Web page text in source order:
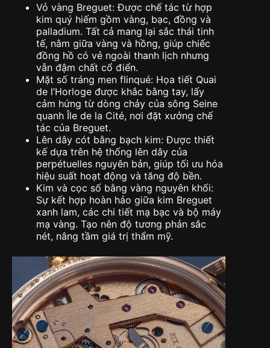
Vỏ vàng Breguet: Được chế tác từ hợp
kim quý hiếm gồm vàng, bạc, đồng và
palladium. Tất cả mang lại sắc thái tinh
tế, nằm giữa vàng và hồng, giúp chiếc
đồng hồ có vẻ ngoài thanh lịch nhưng
vẫn đậm chất cổ điển.
Mặt số tráng men flinqué: Họa tiết Quai
de l’Horloge được khắc bằng tay, lấy
cảm hứng từ dòng chảy của sông Seine
quanh Île de la Cité, nơi đặt xưởng chế
tác của Breguet.
Lên dây cót bằng bạch kim: Được thiết
kế dựa trên hệ thống lên dây của
perpétuelles nguyên bản, giúp tối ưu hóa
hiệu suất hoạt động và tăng độ bền.
Kim và cọc số bằng vàng nguyên khối:
Sự kết hợp hoàn hảo giữa kim Breguet
xanh lam, các chi tiết mạ bạc và bộ máy
mạ vàng. Tạo nên độ tương phản sắc
nét, nâng tầm giá trị thẩm mỹ.